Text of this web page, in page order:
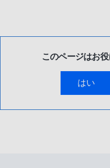
このページはお
はい